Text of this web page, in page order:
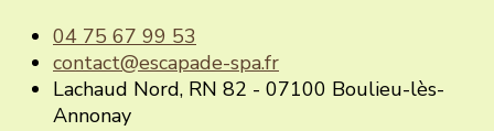
04 75 67 99 53
contact@escapade-spa.fr
Lachaud Nord, RN 82 - 07100 Boulieu-lès-
Annonay